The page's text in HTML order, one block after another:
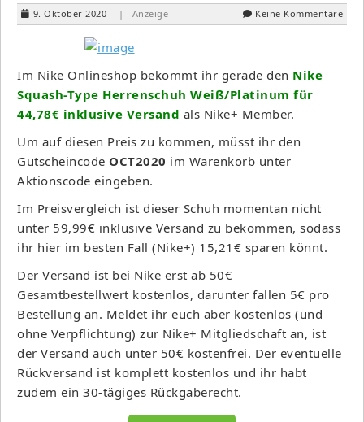
9. Oktober 2020 | Anzeige Keine Kommentare
Im Nike Onlineshop bekommt ihr gerade den Nike
Squash-Type Herrenschuh Weiß/Platinum für
44,78€ inklusive Versand als Nike+ Member.
Um auf diesen Preis zu kommen, müsst ihr den
Gutscheincode OCT2020 im Warenkorb unter
Aktionscode eingeben.
Im Preisvergleich ist dieser Schuh momentan nicht
unter 59,99€ inklusive Versand zu bekommen, sodass
ihr hier im besten Fall (Nike+) 15,21€ sparen könnt.
Der Versand ist bei Nike erst ab 50€
Gesamtbestellwert kostenlos, darunter fallen 5€ pro
Bestellung an. Meldet ihr euch aber kostenlos (und
ohne Verpflichtung) zur Nike+ Mitgliedschaft an, ist
der Versand auch unter 50€ kostenfrei. Der eventuelle
Rückversand ist komplett kostenlos und ihr habt
zudem ein 30-tägiges Rückgaberecht.